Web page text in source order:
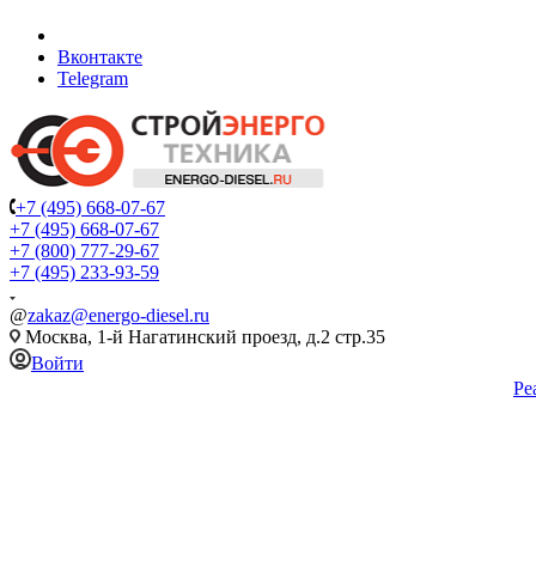
Вконтакте
Telegram
+7 (495) 668-07-67
+7 (495) 668-07-67
+7 (800) 777-29-67
+7 (495) 233-93-59
@zakaz@energo-diesel.ru
Москва, 1-й Нагатинский проезд, д.2 стр.35
Войти